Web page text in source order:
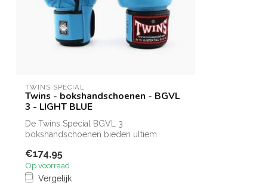
TWINS SPECIAL
Twins - bokshandschoenen - BGVL
3 - LIGHT BLUE
De Twins Special BGVL 3
bokshandschoenen bieden ultiem
€174,95
Op voorraad
Vergelijk